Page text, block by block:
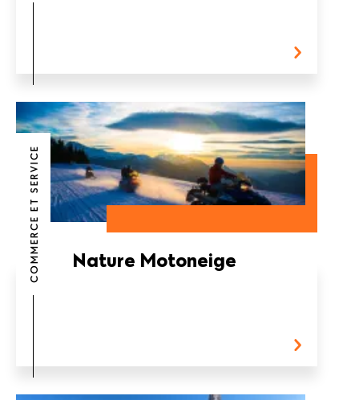
COMMERCE ET SERVICE Nature Motoneige